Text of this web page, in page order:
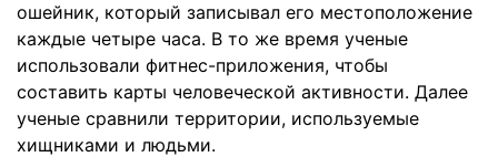
ошейник, который записывал его местоположение
каждые четыре часа. В то же время ученые
использовали фитнес-приложения, чтобы
составить карты человеческой активности. Далее
ученые сравнили территории, используемые
хищниками и людьми.